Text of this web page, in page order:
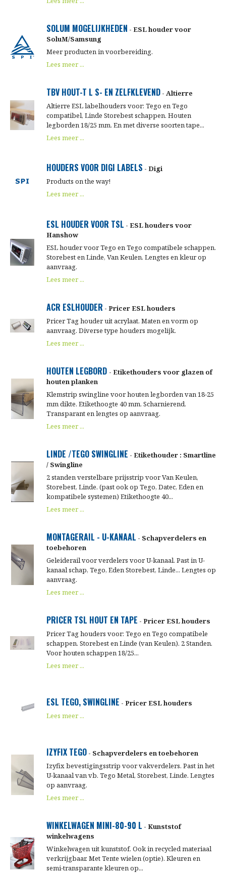
SOLUM MOGELIJKHEDEN - ESL houder voor
SoluM/Samsung
Meer producten in voorbereiding.
Lees meer ...
TBV HOUT-T L S- EN ZELFKLEVEND- Altierre
Altierre ESL labelhouders voor: Tego en Tego
compatibel, Linde Storebest schappen. Houten
legborden 18/25 mm. En met diverse soorten tape...
Lees meer ...
HOUDERS VOOR DIGI LABELS - Digi
Products on the way!
Lees meer ...
ESL HOUDER VOOR TSL - ESL houders voor
Hanshow
ESL houder voor Tego en Tego compatibele schappen.
Storebest en Linde, Van Keulen. Lengtes en kleur op
aanvraag.
Lees meer ...
ACR ESLHOUDER - Pricer ESL houders
Pricer Tag houder uit acrylaat. Maten en vorm op
aanvraag. Diverse type houders mogelijk.
Lees meer ...
HOUTEN LEGBORD - Etikethouders voor glazen of
houten planken
Klemstrip swingline voor houten legborden van 18-25
mm dikte. Etikethoogte 40 mm. Scharnierend.
Transparant en lengtes op aanvraag.
Lees meer ...
LINDE /TEGO SWINGLINE - Etikethouder : Smartline
/ Swingline
2 standen verstelbare prijsstrip voor Van Keulen,
Storebest, Linde. (past ook op Tego, Datec, Eden en
kompatibele systemen) Etikethoogte 40...
Lees meer ...
MONTAGERAIL - U-KANAAL - Schapverdelers en
toebehoren
Geleiderail voor verdelers voor U-kanaal. Past in U-
kanaal schap, Tego, Eden Storebest, Linde... Lengtes op
aanvraag.
Lees meer ...
PRICER TSL HOUT EN TAPE - Pricer ESL houders
Pricer Tag houders voor: Tego en Tego compatibele
schappen. Storebest en Linde (van Keulen). 2 Standen.
Voor houten schappen 18/25...
Lees meer ...
ESL TEGO, SWINGLINE - Pricer ESL houders
Lees meer ...
IZYFIX TEGO- Schapverdelers en toebehoren
Izyfix bevestigingsstrip voor vakverdelers. Past in het
U-kanaal van vb. Tego Metal, Storebest, Linde. Lengtes
op aanvraag.
Lees meer ...
WINKELWAGEN MINI-80-90 L - Kunststof
winkelwagens
Winkelwagen uit kunststof. Ook in recycled materiaal
verkrijgbaar. Met Tente wielen (optie). Kleuren en
semi-transparante kleuren op...